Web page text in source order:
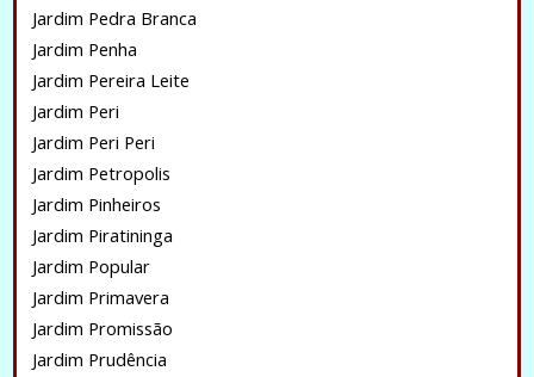
Jardim Pedra Branca
Jardim Penha
Jardim Pereira Leite
Jardim Peri
Jardim Peri Peri
Jardim Petropolis
Jardim Pinheiros
Jardim Piratininga
Jardim Popular
Jardim Primavera
Jardim Promissão
Jardim Prudência